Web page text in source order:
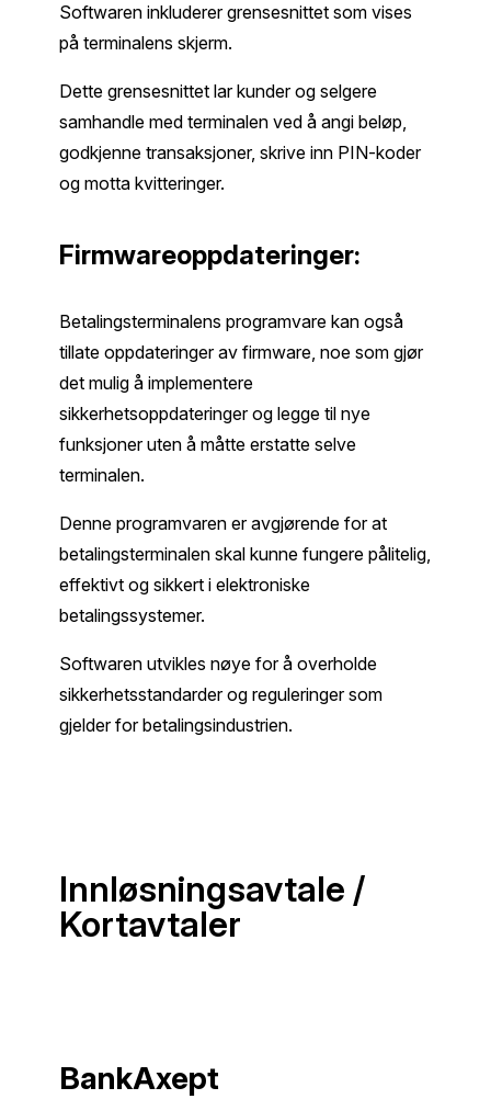
Softwaren inkluderer grensesnittet som vises
på terminalens skjerm.
Dette grensesnittet lar kunder og selgere
samhandle med terminalen ved å angi beløp,
godkjenne transaksjoner, skrive inn PIN-koder
og motta kvitteringer.
Firmwareoppdateringer:
Betalingsterminalens programvare kan også
tillate oppdateringer av firmware, noe som gjør
det mulig å implementere
sikkerhetsoppdateringer og legge til nye
funksjoner uten å måtte erstatte selve
terminalen.
Denne programvaren er avgjørende for at
betalingsterminalen skal kunne fungere pålitelig,
effektivt og sikkert i elektroniske
betalingssystemer.
Softwaren utvikles nøye for å overholde
sikkerhetsstandarder og reguleringer som
gjelder for betalingsindustrien.
Innløsningsavtale /
Kortavtaler
BankAxept